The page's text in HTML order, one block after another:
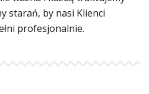
starań, by nasi Klienci
profesjonalnie.